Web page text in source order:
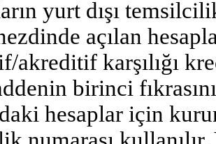
yurt dışı
açılan
akreditif karşılığı
birinci
hesaplar için